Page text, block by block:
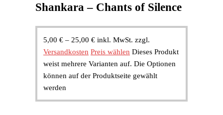
Shankara – Chants of Silence
5,00 € – 25,00 € inkl. MwSt. zzgl.
Versandkosten Preis wählen Dieses Produkt
weist mehrere Varianten auf. Die Optionen
können auf der Produktseite gewählt
werden